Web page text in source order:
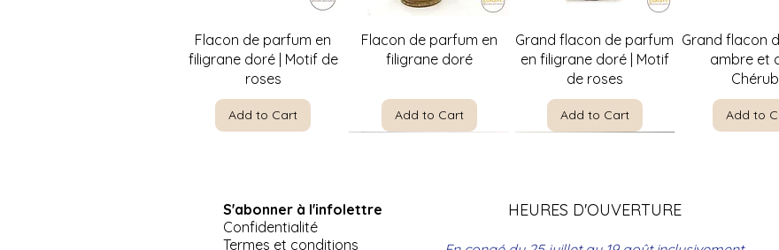
Quick View
Flacon de parfum en
filigrane doré | Motif de
roses
Add to Cart
Quick View
Flacon de parfum en
filigrane doré
Add to Cart
Quick View
Grand flacon de parfum
en filigrane doré | Motif
de roses
Add to Cart
Quick
Grand flacon
ambre et
Add to
S'abonner à l'infolettre
Confidentialité
Termes et conditions
HEURES D'OUVERTURE